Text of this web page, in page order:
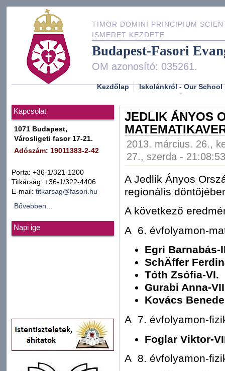
TIMOR DOMINI PRINCIPIUM
ISMERET KEZDETE
Budapest-Fasori
OM azonosító: 035261.
Kezdőlap Iskolánkról - Our School
Kapcsolat
1071 Budapest,
Városligeti fasor 17-21.
Adószám: 19011383-2-42
Porta: +36-1/321-1200
Titkárság: +36-1/322-4406
E-mail: titkarsag@fasori.hu
Bővebben...
Napi ige
JEDLIK ÁNYOS
2013. március. 26.,
27., szerda - 21:08:53
A Jedlik Ányos
regionális
A következő
A 6. évfolyamon-
Egri Barnabás-
SchÄffer
Tóth Zsófia-VI.
Gurabi Anna-
Kovács
A 7. évfolyamon-
Foglar Viktor-
A 8. évfolyamon-